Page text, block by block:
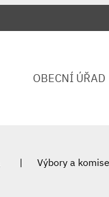
OBECNÍ ÚŘAD
Výbory a komise